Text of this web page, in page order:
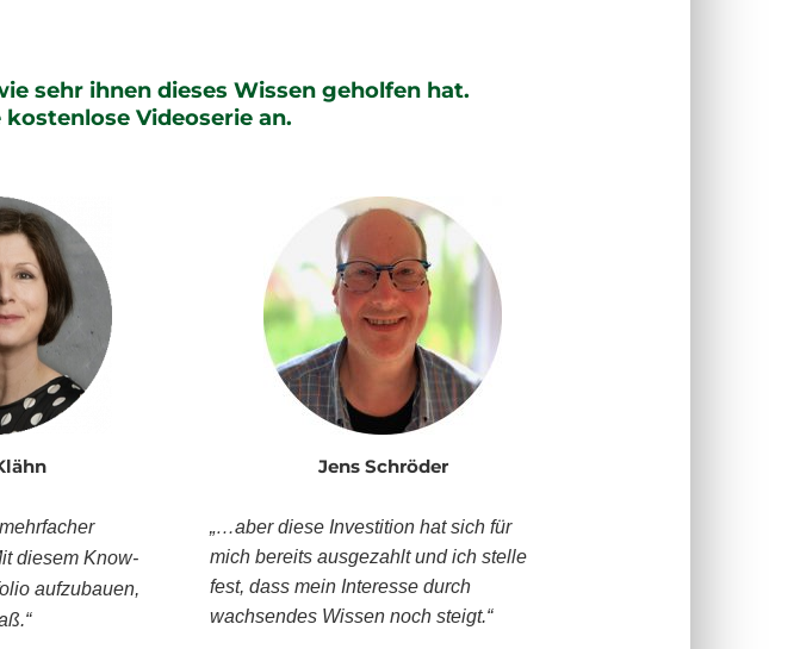
sehr ihnen dieses Wissen geholfen hat.
Videoserie an.
diesem Know-
aufzubauen,
Jens Schröder
„…aber diese Investition hat sich für
mich bereits ausgezahlt und ich stelle
fest, dass mein Interesse durch
wachsendes Wissen noch steigt.“